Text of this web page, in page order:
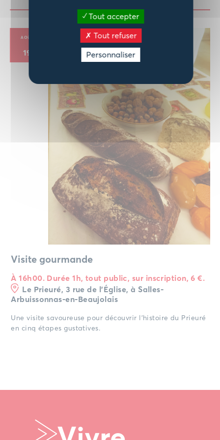
Tout accepter
Tout refuser
Personnaliser
AOÛT
19
Visite gourmande
À 16h00. Durée 1h, tout public, sur inscription, 6 €.
Le Prieuré, 3 rue de l’Église, à Salles-
Arbuissonnas-en-Beaujolais
Une visite savoureuse pour découvrir l’histoire du Prieuré
en cinq étapes gustatives.